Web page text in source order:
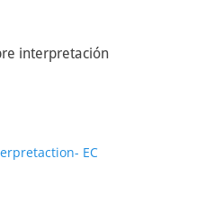
interpretación
EC